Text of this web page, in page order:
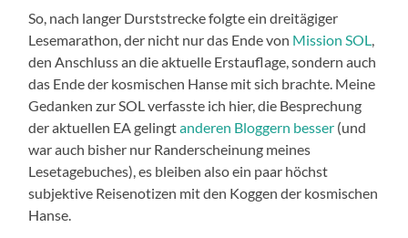
So, nach langer Durststrecke folgte ein dreitägiger
Lesemarathon, der nicht nur das Ende von Mission SOL,
den Anschluss an die aktuelle Erstauflage, sondern auch
das Ende der kosmischen Hanse mit sich brachte. Meine
Gedanken zur SOL verfasste ich hier, die Besprechung
der aktuellen EA gelingtanderen Bloggern besser (und
war auch bisher nur Randerscheinung meines
Lesetagebuches), es bleiben also ein paar höchst
subjektive Reisenotizen mit den Koggen der kosmischen
Hanse.